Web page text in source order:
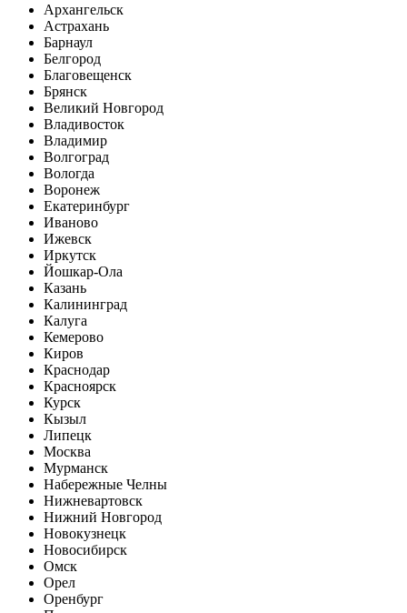
Архангельск
Астрахань
Барнаул
Белгород
Благовещенск
Брянск
Великий Новгород
Владивосток
Владимир
Волгоград
Вологда
Воронеж
Екатеринбург
Иваново
Ижевск
Иркутск
Йошкар-Ола
Казань
Калининград
Калуга
Кемерово
Киров
Краснодар
Красноярск
Курск
Кызыл
Липецк
Москва
Мурманск
Набережные Челны
Нижневартовск
Нижний Новгород
Новокузнецк
Новосибирск
Омск
Орел
Оренбург